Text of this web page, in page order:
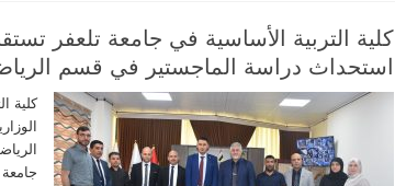
كلية التربية الأساسية في جامعة تلعفر
استحداث دراسة الماجستير في قسم
كلية
جامعة